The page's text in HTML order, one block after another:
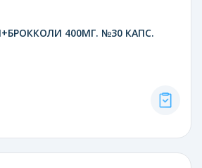
400МГ. №30 КАПС.